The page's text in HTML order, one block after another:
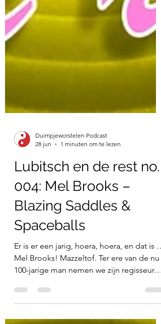
Duimpjeworstelen Podcast
28 jun
1 minuten om te lezen
Lubitsch en de rest no.
004: Mel Brooks –
Blazing Saddles &
Spaceballs
Er is er een jarig, hoera, hoera, en dat is …
Mel Brooks! Mazzeltof. Ter ere van de nu